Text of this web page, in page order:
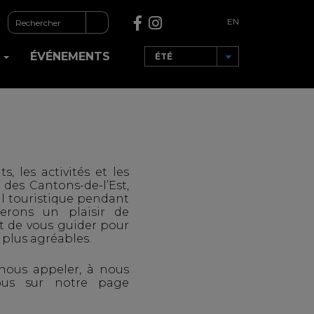
EN
ÉVÉNEMENTS
les activités et les
Cantons-de-l’Est,
touristique pendant
un plaisir de
de vous guider pour
agréables.
appeler, à nous
sur notre page